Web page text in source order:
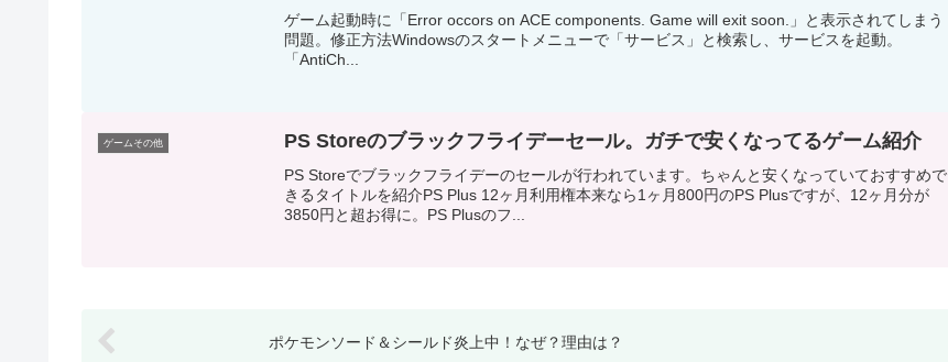
ゲーム起動時に「Error occors on ACE components. Game will exit soon.」と表示されてしまう
問題。修正方法Windowsのスタートメニューで「サービス」と検索し、サービスを起動。
「AntiCh...
ゲームその他 PS Storeのブラックフライデーセール。ガチで安くなってるゲーム紹介
PS Storeでブラックフライデーのセールが行われています。ちゃんと安くなっていておすすめで
きるタイトルを紹介PS Plus 12ヶ月利用権本来なら1ヶ月800円のPS Plusですが、12ヶ月分が
3850円と超お得に。PS Plusのフ...
ポケモンソード＆シールド炎上中！なぜ？理由は？